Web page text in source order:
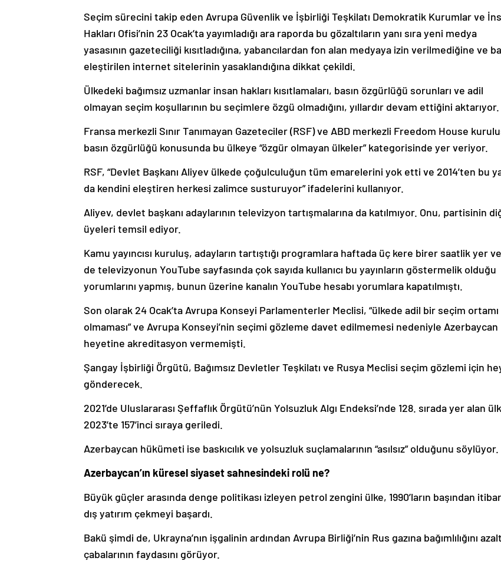
Seçim sürecini takip eden Avrupa Güvenlik ve İşbirliği Teşkilatı Demokratik Kurumlar ve
Hakları Ofisi’nin 23 Ocak’ta yayımladığı ara raporda bu gözaltıların yanı sıra yeni medya
yasasının gazeteciliği kısıtladığına, yabancılardan fon alan medyaya izin verilmediğine ve
eleştirilen internet sitelerinin yasaklandığına dikkat çekildi.
Ülkedeki bağımsız uzmanlar insan hakları kısıtlamaları, basın özgürlüğü sorunları ve adil
olmayan seçim koşullarının bu seçimlere özgü olmadığını, yıllardır devam ettiğini aktarıyor.
Fransa merkezli Sınır Tanımayan Gazeteciler (RSF) ve ABD merkezli Freedom House
basın özgürlüğü konusunda bu ülkeye “özgür olmayan ülkeler” kategorisinde yer veriyor.
RSF, “Devlet Başkanı Aliyev ülkede çoğulculuğun tüm emarelerini yok etti ve 2014’ten bu
da kendini eleştiren herkesi zalimce susturuyor” ifadelerini kullanıyor.
Aliyev, devlet başkanı adaylarının televizyon tartışmalarına da katılmıyor. Onu, partisinin
üyeleri temsil ediyor.
Kamu yayıncısı kuruluş, adayların tartıştığı programlara haftada üç kere birer saatlik yer
de televizyonun YouTube sayfasında çok sayıda kullanıcı bu yayınların göstermelik olduğu
yorumlarını yapmış, bunun üzerine kanalın YouTube hesabı yorumlara kapatılmıştı.
Son olarak 24 Ocak’ta Avrupa Konseyi Parlamenterler Meclisi, “ülkede adil bir seçim ortamı
olmaması” ve Avrupa Konseyi’nin seçimi gözleme davet edilmemesi nedeniyle Azerbaycan
heyetine akreditasyon vermemişti.
Şangay İşbirliği Örgütü, Bağımsız Devletler Teşkilatı ve Rusya Meclisi seçim gözlemi için
gönderecek.
2021’de Uluslararası Şeffaflık Örgütü’nün Yolsuzluk Algı Endeksi’nde 128. sırada yer alan
2023’te 157’inci sıraya geriledi.
Azerbaycan hükümeti ise baskıcılık ve yolsuzluk suçlamalarının “asılsız” olduğunu söylüyor.
Azerbaycan’ın küresel siyaset sahnesindeki rolü ne?
Büyük güçler arasında denge politikası izleyen petrol zengini ülke, 1990’ların başından
dış yatırım çekmeyi başardı.
Bakü şimdi de, Ukrayna’nın işgalinin ardından Avrupa Birliği’nin Rus gazına bağımlılığını
çabalarının faydasını görüyor.